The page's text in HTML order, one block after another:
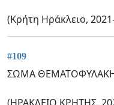
(Κρήτη Ηράκλειο,
#109
ΣΩΜΑ